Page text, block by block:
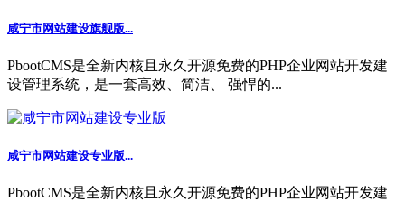
咸宁市网站建设旗舰版...
PbootCMS是全新内核且永久开源免费的PHP企业网站开发建
设管理系统，是一套高效、简洁、 强悍的...
咸宁市网站建设专业版...
PbootCMS是全新内核且永久开源免费的PHP企业网站开发建